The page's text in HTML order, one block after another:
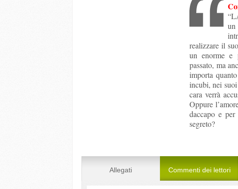
un
realizzare il
un enorme e
passato, ma
importa
incubi, nei
cara verrà
Oppure
daccapo e
segreto?
Allegati Commenti dei lettori